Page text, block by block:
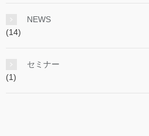
NEWS
(14)
セミナー
(1)